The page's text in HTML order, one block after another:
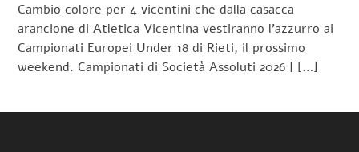
Cambio colore per 4 vicentini che dalla casacca
arancione di Atletica Vicentina vestiranno l’azzurro ai
Campionati Europei Under 18 di Rieti, il prossimo
weekend. Campionati di Società Assoluti 2026 | […]